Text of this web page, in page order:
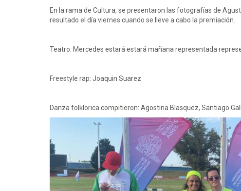
En la rama de Cultura, se presentaron las fotografías de
resultado el día viernes cuando se lleve a cabo la premiación.
Teatro: Mercedes estará estará mañana representada
Freestyle rap: Joaquin Suarez
Danza folklorica compitieron: Agostina Blasquez, Santiago